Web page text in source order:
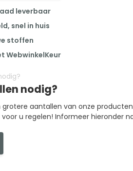
leverbaar
snel in huis
stoffen
WebwinkelKeur
nodig?
grotere aantallen van onze
u regelen! Informeer hieronder